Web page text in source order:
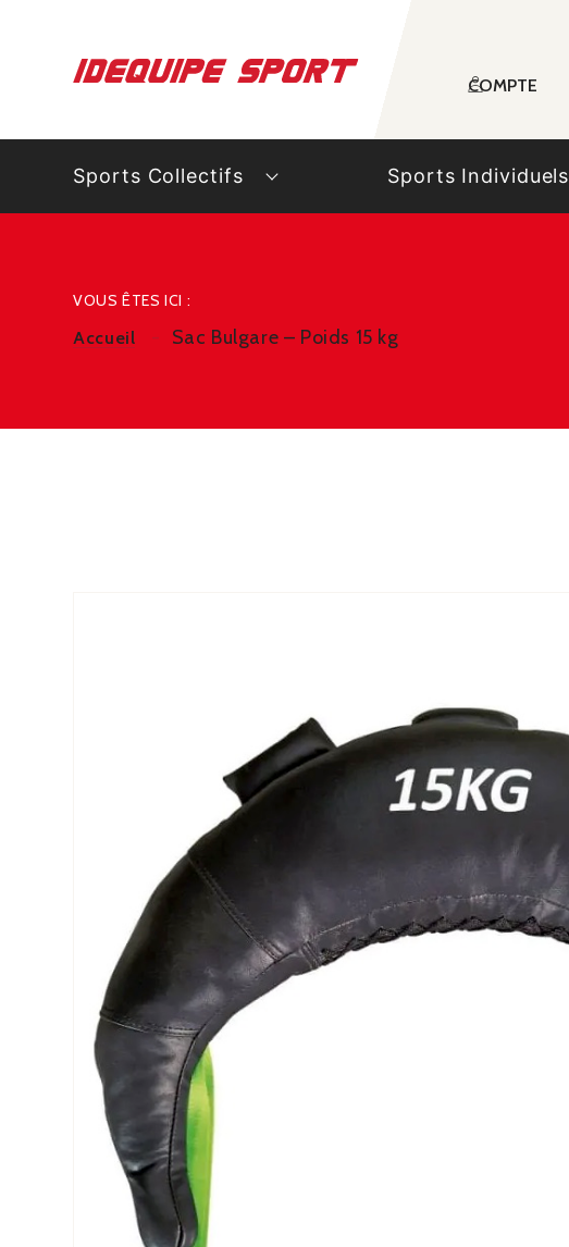
COMPTE
Sports Collectifs Sports Individuels
VOUS ÊTES ICI :
Accueil Sac Bulgare – Poids 15 kg